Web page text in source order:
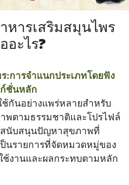
เสริม ความ
เสริม
เสริม
ชาย
ช่วย
ลับ
อาหาร
เสริม
ถุง ชา
หารเสริมสมุนไพร
อะไร?
:การจำแนกประเภทโดยฟัง
ก์ชั่นหลัก
ช้กันอย่างแพร่หลายสำหรับ
พตามธรรมชาติและโปรไฟล์
นับสนุนปัญหาสุขภาพที่
นรายการที่จัดหมวดหมู่ของ
งานและผลกระทบตามหลัก